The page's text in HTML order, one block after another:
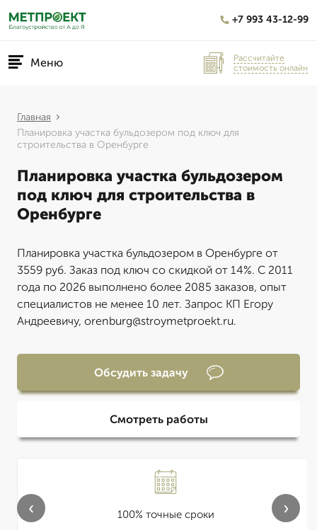
+7 993 43-12-99
Меню
Рассчитайте
стоимость онлайн
Главная
Планировка участка бульдозером под ключ для
строительства в Оренбурге
Планировка участка бульдозером
под ключ для строительства в
Оренбурге
Планировка участка бульдозером в Оренбурге от
3559 руб. Заказ под ключ со скидкой от 14%. С 2011
года по 2026 выполнено более 2085 заказов, опыт
специалистов не менее 10 лет. Запрос КП Егору
Андреевичу, orenburg@stroymetproekt.ru.
Обсудить задачу
Смотреть работы
100% точные сроки
‹ ›